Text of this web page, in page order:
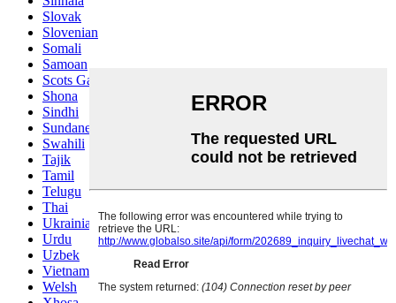
Slovak
Slovenian
Somali
Samoan
Scots Gaelic
Shona
Sindhi
Sundanese
Swahili
Tajik
Tamil
Telugu
Thai
Ukrainian
Urdu
Uzbek
Vietnamese
Welsh